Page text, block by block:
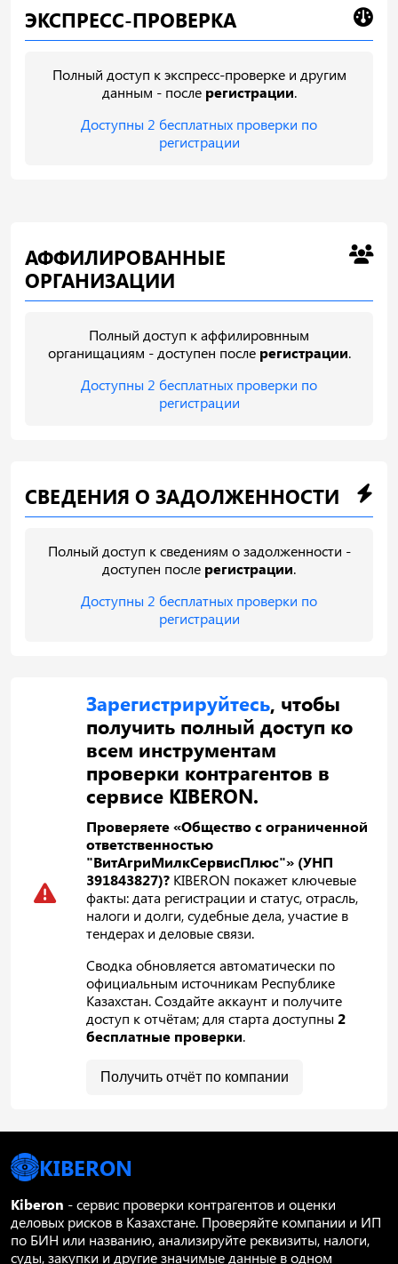
ЭКСПРЕСС-ПРОВЕРКА
Полный доступ к экспресс-проверке и другим
данным - после регистрации.
Доступны 2 бесплатных проверки по
регистрации
АФФИЛИРОВАННЫЕ
ОРГАНИЗАЦИИ
Полный доступ к аффилировнным
органищациям - доступен после регистрации.
Доступны 2 бесплатных проверки по
регистрации
СВЕДЕНИЯ О ЗАДОЛЖЕННОСТИ
Полный доступ к сведениям о задолженности -
доступен после регистрации.
Доступны 2 бесплатных проверки по
регистрации
Зарегистрируйтесь, чтобы
получить полный доступ ко
всем инструментам
проверки контрагентов в
сервисе KIBERON.
Проверяете «Общество с ограниченной
ответственностью
"ВитАгриМилкСервисПлюс"» (УНП
391843827)? KIBERON покажет ключевые
факты: дата регистрации и статус, отрасль,
налоги и долги, судебные дела, участие в
тендерах и деловые связи.
Сводка обновляется автоматически по
официальным источникам Республике
Казахстан. Создайте аккаунт и получите
доступ к отчётам; для старта доступны2
бесплатные проверки.
Получить отчёт по компании
KIBERON
Kiberon - сервис проверки контрагентов и оценки
деловых рисков в Казахстане. Проверяйте компании и ИП
по БИН или названию, анализируйте реквизиты, налоги,
суды, закупки и другие значимые данные в одном